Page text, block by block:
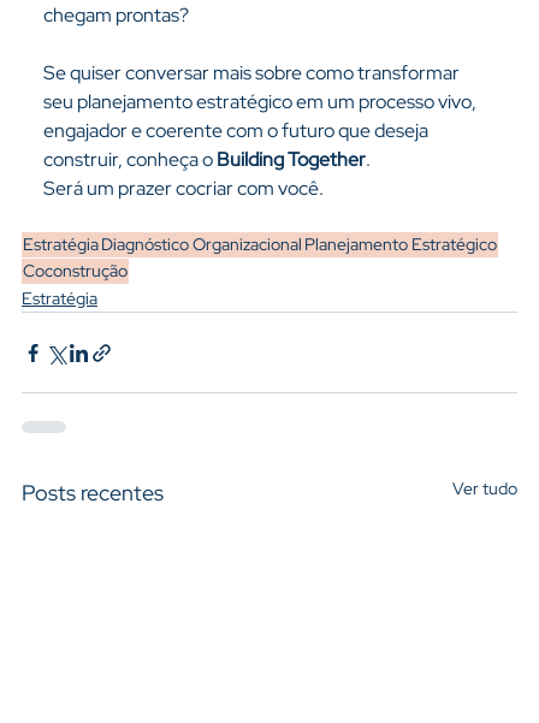
chegam prontas?
Se quiser conversar mais sobre como transformar
seu planejamento estratégico em um processo vivo,
engajador e coerente com o futuro que deseja
construir, conheça o Building Together.
Será um prazer cocriar com você.
EstratégiaDiagnóstico Organizacional Planejamento Estratégico
Coconstrução
Estratégia
Posts recentes Ver tudo